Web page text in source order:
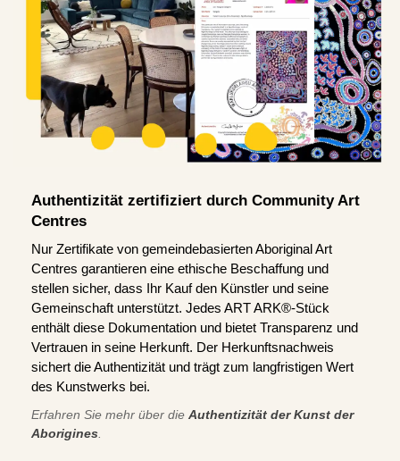
Authentizität zertifiziert durch Community Art
Centres
Nur Zertifikate von gemeindebasierten Aboriginal Art
Centres garantieren eine ethische Beschaffung und
stellen sicher, dass Ihr Kauf den Künstler und seine
Gemeinschaft unterstützt. Jedes ART ARK®-Stück
enthält diese Dokumentation und bietet Transparenz und
Vertrauen in seine Herkunft. Der Herkunftsnachweis
sichert die Authentizität und trägt zum langfristigen Wert
des Kunstwerks bei.
Erfahren Sie mehr über die Authentizität der Kunst der
Aborigines